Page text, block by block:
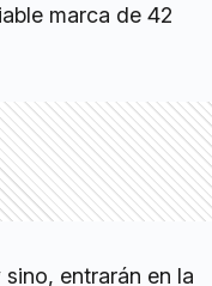
marca de 42
entrarán en la